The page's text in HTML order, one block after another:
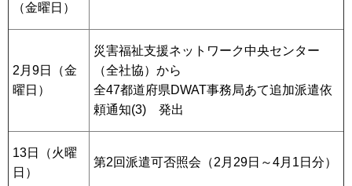
（金曜日）
2月9日（金
曜日）
災害福祉支援ネットワーク中央センター
（全社協）から
全47都道府県DWAT事務局あて追加派遣依
頼通知(3) 発出
13日（火曜
日）
第2回派遣可否照会（2月29日～4月1日分）